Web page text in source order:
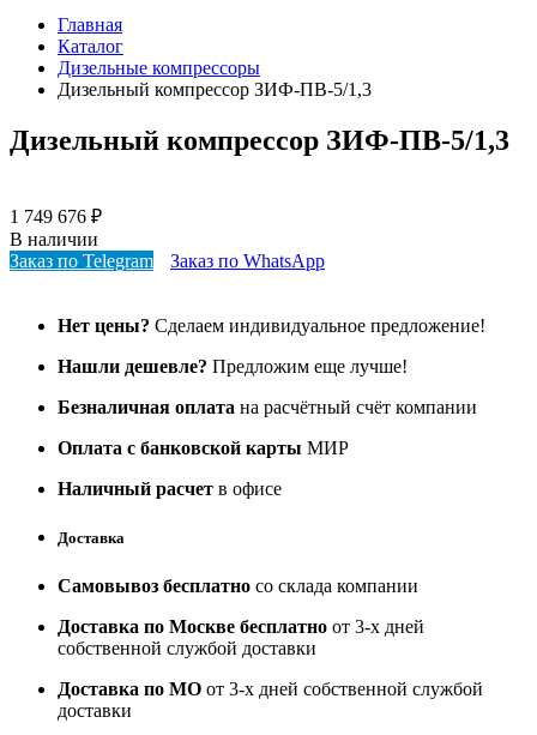
Главная
Каталог
Дизельные компрессоры
Дизельный компрессор ЗИФ-ПВ-5/1,3
Дизельный компрессор ЗИФ-ПВ-5/1,3
1 749 676 ₽
В наличии
Заказ по Telegram
Заказ по WhatsApp
Нет цены? Сделаем индивидуальное предложение!
Нашли дешевле? Предложим еще лучше!
Безналичная оплата на расчётный счёт компании
Оплата с банковской карты МИР
Наличный расчет в офисе
Доставка
Самовывоз бесплатно со склада компании
Доставка по Москве бесплатно от 3-х дней
собственной службой доставки
Доставка по МО от 3-х дней собственной службой
доставки